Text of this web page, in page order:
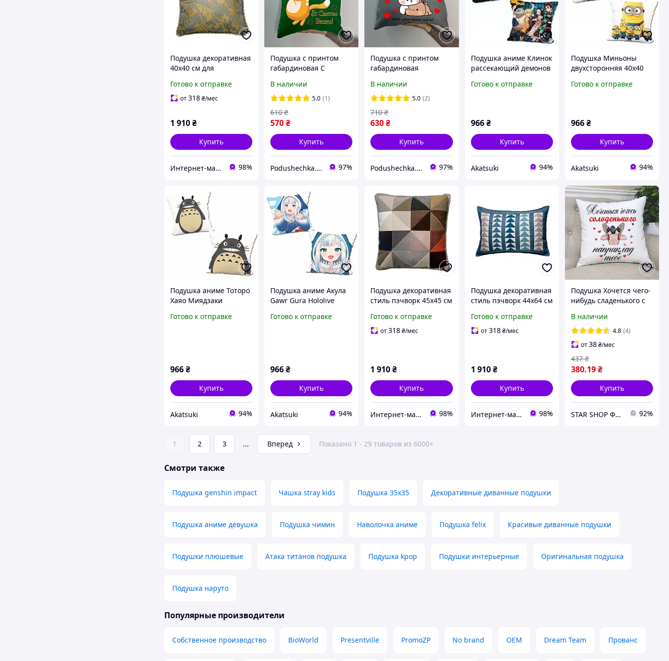
Подушка декоративная
40х40 см для
Готово к отправке
от318₴/мес
1 910₴
Купить
Интернет-магазин "Soul-nutrition" 98%
Подушка с принтом
габардиновая С
зеленая 35х35 (782)
В наличии
5.0 (1)
570₴
610 ₴
Купить
Podushechka.Store 97%
Подушка с принтом
габардиновая
серая 35х45 (747)
В наличии
5.0 (2)
630₴
710 ₴
Купить
Podushechka.Store 97%
Подушка аниме Клинок
рассекающий демонов
см (p0303)
Готово к отправке
966 ₴
Купить
Akatsuki 94%
Подушка Миньоны
двухсторонняя 40х40
Готово к отправке
966₴
Купить
Akatsuki 94%
Подушка аниме Тоторо
Хаяо Миядзаки
см (p0346)
Готово к отправке
966₴
Купить
Akatsuki 94%
Подушка аниме Акула
Gawr Gura Hololive
см (p0434)
Готово к отправке
966₴
Купить
Akatsuki 94%
Подушка декоративная
стиль пэчворк 45х45 см
Готово к отправке
от318₴/мес
1 910₴
Купить
Интернет-магазин "Soul-nutrition" 98%
Подушка декоративная
стиль пэчворк 44х64 см
Готово к отправке
от318 ₴/мес
1 910 ₴
Купить
Интернет-магазин "Soul-nutrition" 98%
Подушка Хочется чего-
нибудь сладенького с
В наличии
4.8 (4)
от38₴/мес
380.19₴
437 ₴
Купить
STAR SHOP Фотосувениры 92%
1 2 3 ... Вперед Показано 1 - 29 товаров из 6000+
Смотри также
Подушка genshin impact Чашка stray kids Подушка 35х35 Декоративные диванные подушки
Подушка аниме девушка Подушка чимин Наволочка аниме Подушка felix Красивые диванные подушки
Подушки плюшевые Атака титанов подушка Подушка kpop Подушки интерьерные Оригинальная подушка
Подушка наруто
Популярные производители
Собственное производство BioWorld Presentville PromoZP No brand OEM Dream Team Прованс